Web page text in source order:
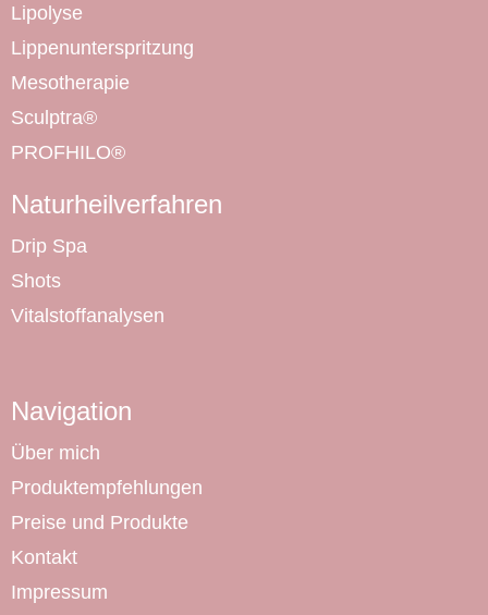
Lipolyse
Lippenunterspritzung
Mesotherapie
Sculptra®
PROFHILO®
Naturheilverfahren
Drip Spa
Shots
Vitalstoffanalysen
Navigation
Über mich
Produktempfehlungen
Preise und Produkte
Kontakt
Impressum